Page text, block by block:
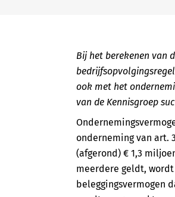
Bij het berekenen van
ook met het
van de Kennisgroep
onderneming van art.
(afgerond) € 1,3
meerdere geldt,
beleggingsvermogen